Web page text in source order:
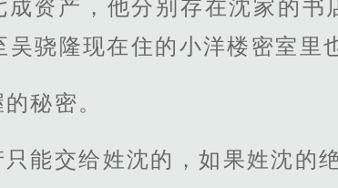
资产，他分别存在沈家的书
吴骁隆现在住的小洋楼密室里
秘密。
能交给姓沈的，如果姓沈的